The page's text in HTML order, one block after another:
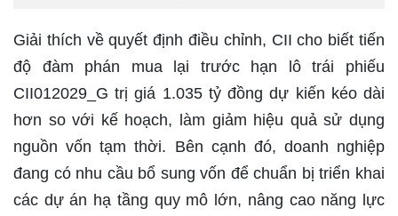
Giải thích về quyết định điều chỉnh, CII cho biết tiến
độ đàm phán mua lại trước hạn lô trái phiếu
CII012029_G trị giá 1.035 tỷ đồng dự kiến kéo dài
hơn so với kế hoạch, làm giảm hiệu quả sử dụng
nguồn vốn tạm thời. Bên cạnh đó, doanh nghiệp
đang có nhu cầu bổ sung vốn để chuẩn bị triển khai
các dự án hạ tầng quy mô lớn, nâng cao năng lực